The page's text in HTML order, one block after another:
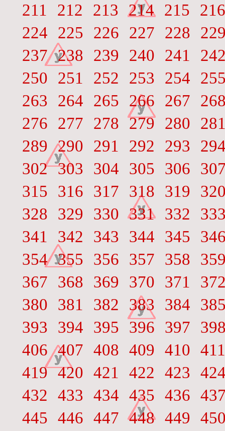
211
212 213 214 215
216
224
225 226 227 228
237 238 239 240 241
250
251 252 253 254
263
264 265 266 267
276
277 278 279 280
289 290 291 292 293
302 303 304 305 306
315
316 317 318 319
328
329 330 331 332
341
342 343 344 345
354 355 356 357 358
367
368 369 370 371
380
381 382 383 384
393
394 395 396 397
406 407 408 409 410 411
419 420 421 422 423
432
433 434 435 436
445 446 447 448 449